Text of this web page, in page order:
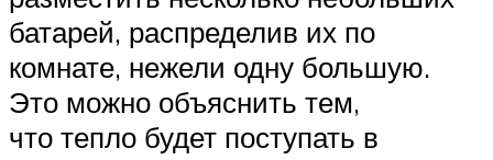
батарей, распределив их по
комнате, нежели одну большую.
Это можно объяснить тем,
что тепло будет поступать в